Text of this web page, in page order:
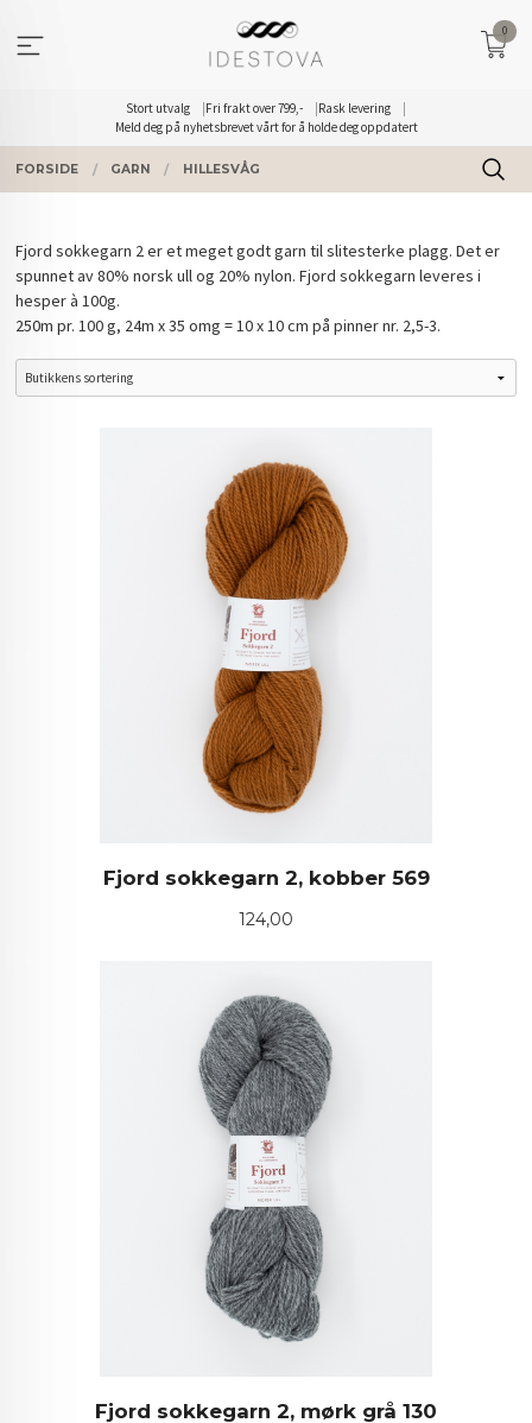
innholdet
Stort utvalg Fri frakt over 799,-
Rask levering
Meld deg på nyhetsbrevet vårt for å holde deg oppdatert
0
FORSIDE GARN HILLESVÅG
Fjord sokkegarn 2 er et meget godt garn til slitesterke plagg. Det er
spunnet av 80% norsk ull og 20% nylon. Fjord sokkegarn leveres i
hesper à 100g.
250m pr. 100 g, 24m x 35 omg = 10 x 10 cm på pinner nr. 2,5-3.
Fjord sokkegarn 2, kobber 569
Pris
124,00
Fjord sokkegarn 2, mørk grå 130